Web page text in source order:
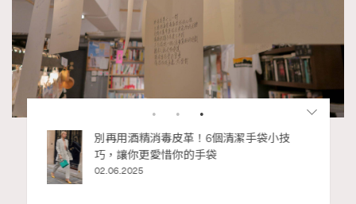
Photo Source: 陸續出版有限公司
別再用酒精消毒皮革！6個清潔手袋小技
巧，讓你更愛惜你的手袋
02.06.2025